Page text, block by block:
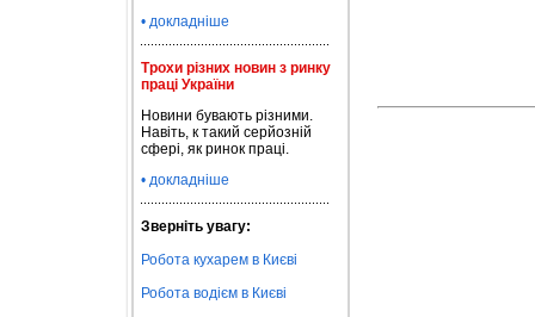
• докладніше
Трохи різних новин з ринку
праці України
Новини бувають різними.
Навіть, к такий серйозній
сфері, як ринок праці.
• докладніше
Зверніть увагу:
Робота кухарем в Києві
Робота водієм в Києві